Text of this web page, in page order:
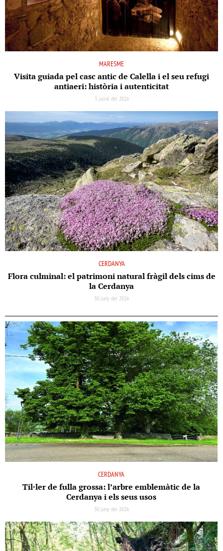
MARESME
Visita guiada pel casc antic de Calella i el seu refugi
antiaeri: història i autenticitat
3 juliol del 2026
CERDANYA
Flora culminal: el patrimoni natural fràgil dels cims de
la Cerdanya
30 juny del 2026
CERDANYA
Til·ler de fulla grossa: l’arbre emblemàtic de la
Cerdanya i els seus usos
30 juny del 2026